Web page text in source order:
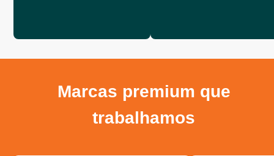
Marcas premium que
trabalhamos